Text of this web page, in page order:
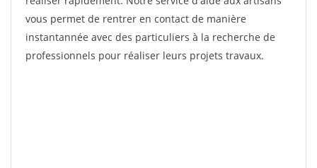
vous permet de rentrer en contact de manière
instantannée avec des particuliers à la recherche de
professionnels pour réaliser leurs projets travaux.